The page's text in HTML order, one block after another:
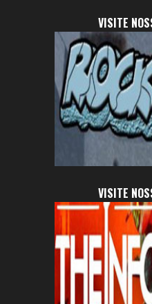
VISITE
VISITE